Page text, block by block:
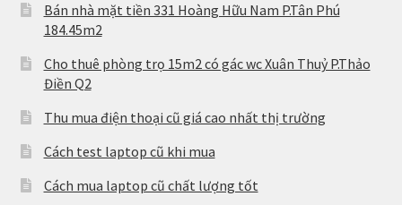
Bán nhà mặt tiền 331 Hoàng Hữu Nam P.Tân Phú
184.45m2
Cho thuê phòng trọ 15m2 có gác wc Xuân Thuỷ P.Thảo
Điền Q2
Thu mua điện thoại cũ giá cao nhất thị trường
Cách test laptop cũ khi mua
Cách mua laptop cũ chất lượng tốt